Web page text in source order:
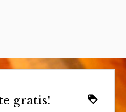
loyalty
gratis!